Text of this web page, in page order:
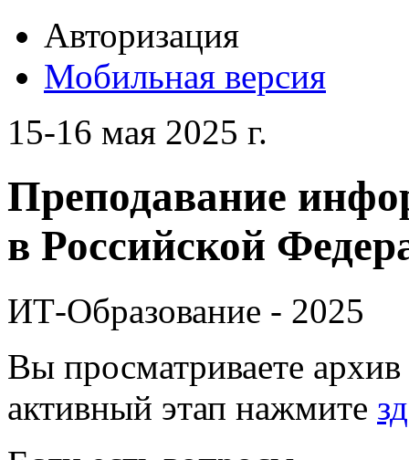
Авторизация
Мобильная версия
15-16 мая 2025 г.
Преподавание
в Российской
ИТ-Образование - 2025
Вы просматриваете
активный этап нажмите